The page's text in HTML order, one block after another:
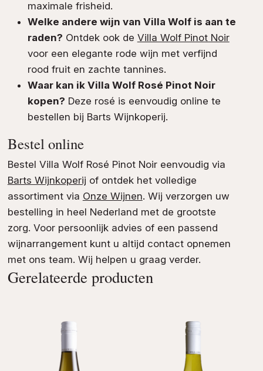
maximale frisheid.
Welke andere wijn van Villa Wolf is aan te
raden? Ontdek ook de Villa Wolf Pinot Noir
voor een elegante rode wijn met verfijnd
rood fruit en zachte tannines.
Waar kan ik Villa Wolf Rosé Pinot Noir
kopen? Deze rosé is eenvoudig online te
bestellen bij Barts Wijnkoperij.
Bestel online
Bestel Villa Wolf Rosé Pinot Noir eenvoudig via
Barts Wijnkoperij of ontdek het volledige
assortiment via Onze Wijnen. Wij verzorgen uw
bestelling in heel Nederland met de grootste
zorg. Voor persoonlijk advies of een passend
wijnarrangement kunt u altijd contact opnemen
met ons team. Wij helpen u graag verder.
Gerelateerde producten